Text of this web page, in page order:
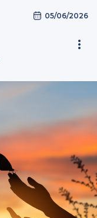
05/06/2026